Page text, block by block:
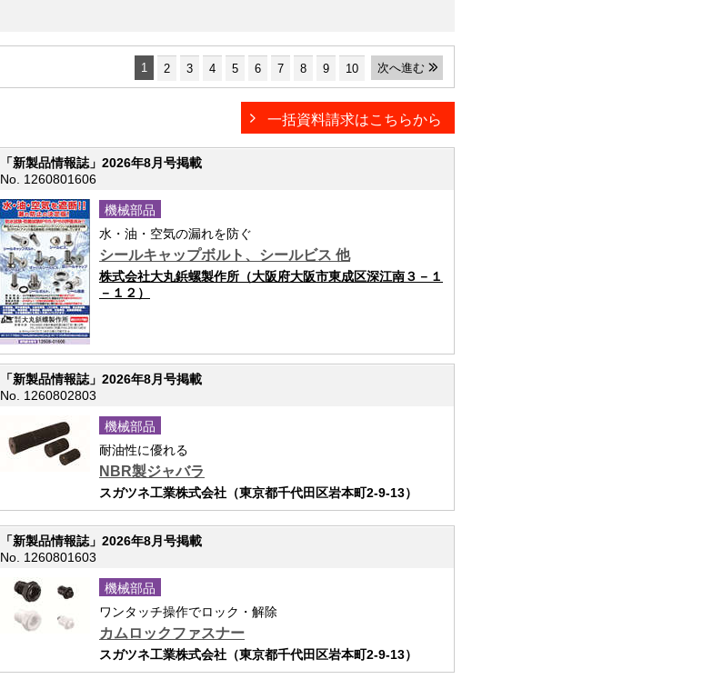
1 2 3 4 5 6 7 8 9 10 次へ進む
一括資料請求はこちらから
「新製品情報誌」2026年8月号掲載
No. 1260801606
機械部品
水・油・空気の漏れを防ぐ
シールキャップボルト、シールビス 他
株式会社大丸鋲螺製作所（大阪府大阪市東成区深江南３－１
－１２）
「新製品情報誌」2026年8月号掲載
No. 1260802803
機械部品
耐油性に優れる
NBR製ジャバラ
スガツネ工業株式会社（東京都千代田区岩本町2-9-13）
「新製品情報誌」2026年8月号掲載
No. 1260801603
機械部品
ワンタッチ操作でロック・解除
カムロックファスナー
スガツネ工業株式会社（東京都千代田区岩本町2-9-13）